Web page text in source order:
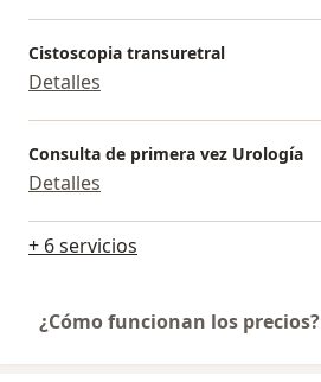
Cistoscopia transuretral
Detalles
Consulta de primera vez Urología
Detalles
+ 6 servicios
¿Cómo funcionan los precios?